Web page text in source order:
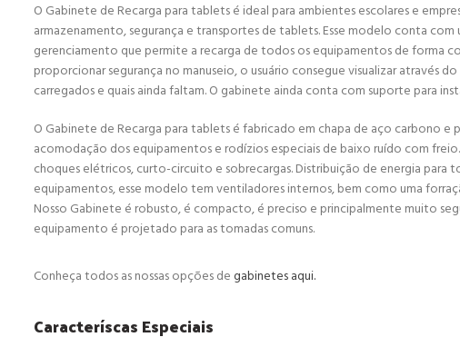
O Gabinete de Recarga para tablets é ideal para ambientes escolares e
armazenamento, segurança e transportes de tablets. Esse modelo conta
gerenciamento que permite a recarga de todos os equipamentos de forma
proporcionar segurança no manuseio, o usuário consegue visualizar através
carregados e quais ainda faltam. O gabinete ainda conta com suporte para
O Gabinete de Recarga para tablets é fabricado em chapa de aço carbono e
acomodação dos equipamentos e rodízios especiais de baixo ruído com
choques elétricos, curto-circuito e sobrecargas. Distribuição de energia para
equipamentos, esse modelo tem ventiladores internos, bem como uma
Nosso Gabinete é robusto, é compacto, é preciso e principalmente muito
equipamento é projetado para as tomadas comuns.
Conheça todos as nossas opções de gabinetes aqui.
Caracteríscas Especiais